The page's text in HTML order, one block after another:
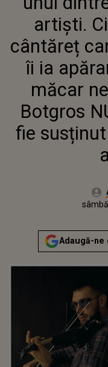
artiști.
cântăreț
îi ia
măcar
Botgros
fie
sâmbătă, 8 noiembrie
Adaugă-ne